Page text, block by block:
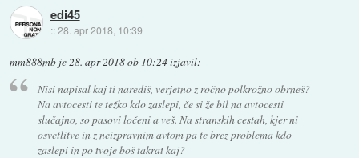
edi45
::28. apr 2018, 10:39
mm888mb je28. apr 2018 ob 10:24izjavil:
Nisi napisal kaj ti narediš, verjetno z ročno polkrožno obrneš?
Na avtocesti te težko kdo zaslepi, če si že bil na avtocesti
slučajno, so pasovi ločeni a veš. Na stranskih cestah, kjer ni
osvetlitve in z neizpravnim avtom pa te brez problema kdo
zaslepi in po tvoje boš takrat kaj?